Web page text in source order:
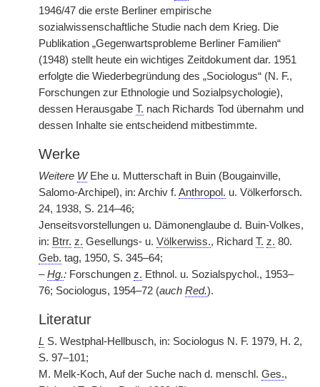
1946/47 die erste Berliner empirische
sozialwissenschaftliche Studie nach dem Krieg. Die
Publikation „Gegenwartsprobleme Berliner Familien“
(1948) stellt heute ein wichtiges Zeitdokument dar. 1951
erfolgte die Wiederbegründung des „Sociologus“ (N. F.,
Forschungen zur Ethnologie und Sozialpsychologie),
dessen Herausgabe T. nach Richards Tod übernahm und
dessen Inhalte sie entscheidend mitbestimmte.
Werke
Weitere WEhe u. Mutterschaft in Buin (Bougainville,
Salomo-Archipel), in: Archiv f. Anthropol. u. Völkerforsch.
24, 1938, S. 214–46;
Jenseitsvorstellungen u. Dämonenglaube d. Buin-Volkes,
in: Btrr. z. Gesellungs- u. Völkerwiss., Richard T. z. 80.
Geb. tag, 1950, S. 345–64;
–Hg.: Forschungen z. Ethnol. u. Sozialspychol., 1953–
76; Sociologus, 1954–72 (auch Red.).
Literatur
L S. Westphal-Hellbusch, in: Sociologus N. F. 1979, H. 2,
S. 97–101;
M. Melk-Koch, Auf der Suche nach d. menschl. Ges.,